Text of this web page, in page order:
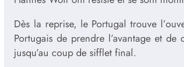
Dès la reprise, le Portugal trouve
Portugais de prendre l’avantage et
jusqu’au coup de sifflet final.